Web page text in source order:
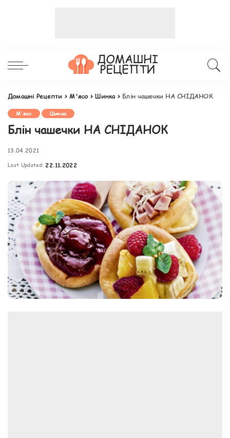
Домашні Рецепти >М'ясо>Шинка> Блін чашечки НА СНІДАНОК
М'ясо Шинка
Блін чашечки НА СНІДАНОК
13.04.2021
Last Updated: 22.11.2022